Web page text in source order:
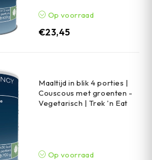
Op voorraad
€23,45
Maaltijd in blik 4 porties |
Couscous met groenten -
Vegetarisch | Trek 'n Eat
Op voorraad